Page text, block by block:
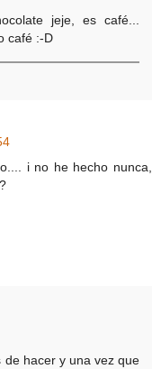
jeje, es café...
café :-D
i no he hecho nunca,
de hacer y una vez que